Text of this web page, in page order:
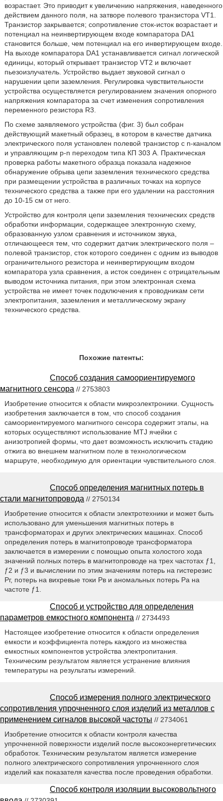
возрастает. Это приводит к увеличению напряжения, наведенного
действием данного поля, на затворе полевого транзистора VT1.
Транзистор закрывается; сопротивление сток-исток возрастает и
потенциал на неинвертирующем входе компаратора DA1
становится больше, чем потенциал на его инвертирующем входе.
На выходе компаратора DA1 устанавливается сигнал логической
единицы, который открывает транзистор VT2 и включает
пьезоизлучатель. Устройство выдает звуковой сигнал о
нарушении цепи заземления. Регулировка чувствительности
устройства осуществляется регулированием значения опорного
напряжения компаратора за счет изменения сопротивления
переменного резистора R3.
По схеме заявляемого устройства (фиг. 3) был собран
действующий макетный образец, в котором в качестве датчика
электрического поля установлен полевой транзистор с n-каналом
и управляющим р-n переходом типа КП 303 А. Практическая
проверка работы макетного образца показала надежное
обнаружение обрыва цепи заземления технического средства
при размещении устройства в различных точках на корпусе
технического средства а также при его удалении на расстояния
до 10-15 см от него.
Устройство для контроля цепи заземления технических средств
обработки информации, содержащее электронную схему,
образованную узлом сравнения и источником звука,
отличающееся тем, что содержит датчик электрического поля –
полевой транзистор, сток которого соединен с одним из выводов
ограничительного резистора и неинвертирующим входом
компаратора узла сравнения, а исток соединен с отрицательным
выводом источника питания, при этом электронная схема
устройства не имеет точек подключения к проводникам сети
электропитания, заземления и металлическому экрану
технического средства.
Похожие патенты:
Способ создания самоориентируемого
магнитного сенсора // 2753803
Изобретение относится к области микроэлектроники. Сущность
изобретения заключается в том, что способ создания
самоориентируемого магнитного сенсора содержит этапы, на
которых осуществляют использование MTJ ячейки с
анизотропией формы, что дает возможность исключить стадию
отжига во внешнем магнитном поле в технологическом
маршруте, необходимую для ориентации чувствительного слоя.
Способ определения магнитных потерь в
стали магнитопровода // 2750134
Изобретение относится к области электротехники и может быть
использовано для уменьшения магнитных потерь в
трансформаторах и других электрических машинах. Способ
определения потерь в магнитопроводе трансформатора
заключается в измерении с помощью опыта холостого хода
значений полных потерь в магнитопроводе на трех частотах ƒ1,
ƒ2 и ƒ3 и вычислении по этим значениям потерь на гистерезис
Рг, потерь на вихревые токи Рв и аномальных потерь Ра на
частоте ƒ1.
Способ и устройство для определения
параметров емкостного компонента // 2734493
Настоящее изобретение относится к области определения
емкости и коэффициента потерь каждого из множества
емкостных компонентов устройства электропитания.
Техническим результатом является устранение влияния
температуры на результаты измерений.
Способ измерения полного электрического
сопротивления упрочненного слоя изделий из металлов с
применением сигналов высокой частоты // 2734061
Изобретение относится к области контроля качества
упрочненной поверхности изделий после высокоэнергетических
обработок. Техническим результатом является измерение
полного электрического сопротивления упрочненного слоя
изделий как показателя качества после проведения обработки.
Способ контроля изоляции высоковольтного